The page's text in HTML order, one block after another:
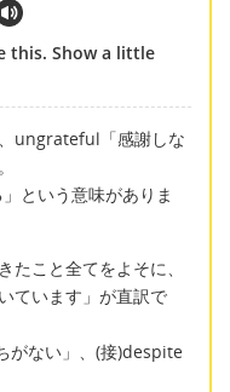
this. Show a little
ungrateful「感謝しな
という意味がありま
こと全てをよそに、
ています」が直訳で
がない」、(接)despite